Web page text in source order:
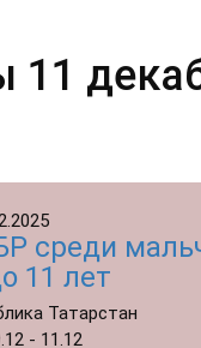
11
среди
11 лет
Татарстан
- 11.12